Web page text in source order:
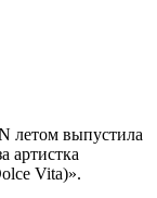
летом выпустила
артистка
Vita)».